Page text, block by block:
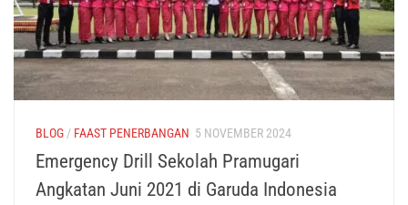
BLOG / FAAST PENERBANGAN 5 NOVEMBER 2024
Emergency Drill Sekolah Pramugari
Angkatan Juni 2021 di Garuda Indonesia